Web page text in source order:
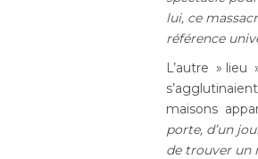
lui, ce
référence
L’autre » lieu
maisons
porte, d’un
de trouver un